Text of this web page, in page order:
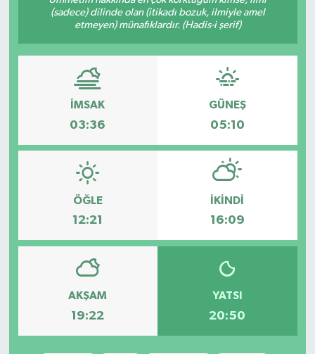
(sadece) dilinde olan (itikadı bozuk, ilmiyle amel
etmeyen) münafıklardır. (Hadis-i şerif)
İMSAK
03:36
GÜNEŞ
05:10
ÖĞLE
12:21
İKINDI
16:09
AKŞAM
19:22
YATSI
20:50
Medya
Sinema
Sivil Toplum
Siyaset
Tarım
Turizm
Yaşam